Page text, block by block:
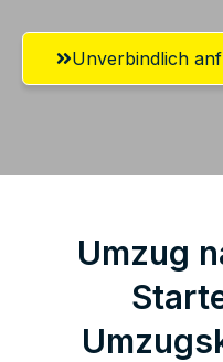
Unverbindlich
Umzug